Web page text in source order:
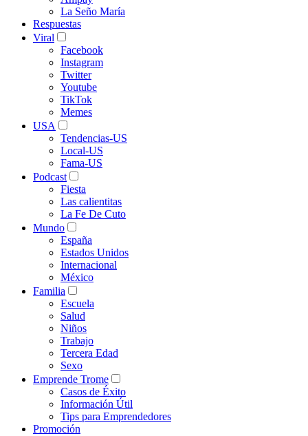
La Seño María
Respuestas
Viral
Facebook
Instagram
Twitter
Youtube
TikTok
Memes
USA
Tendencias-US
Local-US
Fama-US
Podcast
Fiesta
Las calientitas
La Fe De Cuto
Mundo
España
Estados Unidos
Internacional
México
Familia
Escuela
Salud
Niños
Trabajo
Tercera Edad
Sexo
Emprende Trome
Casos de Éxito
Información Útil
Tips para Emprendedores
Promoción